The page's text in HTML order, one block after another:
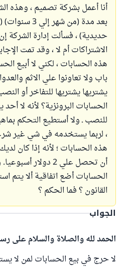
بعد مدة (من
حديدية) ، فسألت إدارة الشركة
الاشتراكات أم لا ، وقد تمت
هذه الحسابات ، لكني لا أبيع
باب ولا تعاونوا علي الاثم
يشتريها يشتريها للتفاخر أو
الحسابات البرونزية؟ لأنه لا أحد
للنصب ـ ولا أستطيع التحكم
، لربما يستخدمه في شي غير
هذه الحسابات ؛ لأنه إذا كان
أن تحصل علي 2 دولار
الحسابات أضع اتفاقية ألا يتم
القانون ؟ فما الحكم ؟
الجواب
الحمد لله والصلاة والسلام على
لا حرج في بيع الحسابات لمن لا